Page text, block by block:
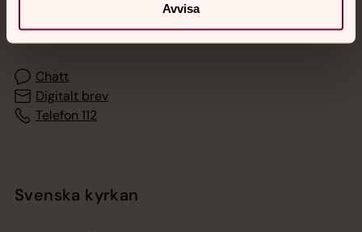
Avvisa
Akut samtals- och krisstöd. Prata eller chatta anonymt
med en präst på kvällar och nätter.
Chatt
Digitalt brev
Telefon 112
Svenska kyrkan